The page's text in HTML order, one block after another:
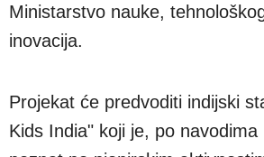
Ministarstvo nauke,
inovacija.
Projekat će predvoditi indijski
Kids India" koji je, po navodima